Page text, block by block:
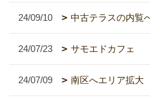
24/09/10 中古テラスの内覧
24/07/23 サモエドカフェ
24/07/09 南区へエリア拡大